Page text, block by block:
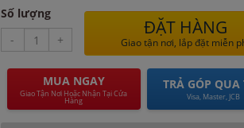
Số lượng
-
+
ĐẶT HÀNG
Giao tận nơi, lắp đặt miễn
MUA NGAY
Giao Tận Nơi Hoặc Nhận Tại Cửa
Hàng
TRẢ GÓP QUA
Visa, Master, JCB